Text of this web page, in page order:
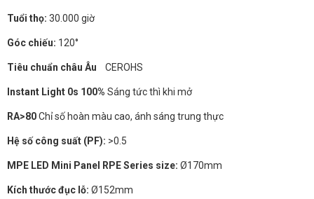
Tuổi thọ: 30.000 giờ
Góc chiếu: 120°
Tiêu chuẩn châu Âu CEROHS
Instant Light 0s 100% Sáng tức thì khi mở
RA>80Chỉ số hoàn màu cao, ánh sáng trung thực
Hệ số công suất (PF): >0.5
MPE LED Mini Panel RPE Series size: Ø170mm
Kích thước đục lỗ: Ø152mm